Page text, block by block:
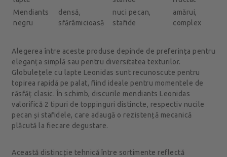
Mendiants
negru
densă,
sfărâmicioasă
nuci pecan,
stafide
amărui,
complex
Alegerea între aceste produse depinde de preferința pentru
eleganța simplă sau pentru diversitatea texturilor.
Globulețele cu lapte Leonidas sunt recunoscute pentru
topirea rapidă pe palat, fiind ideale pentru momentele de
răsfăț clasic. În schimb, discurile mendiants Leonidas
valorifică 2 tipuri de toppinguri distincte, respectiv nucile
pecan și stafidele, care adaugă o rezistență mecanică
plăcută la fiecare degustare.
Această distincție tehnică între sortimente reflectă